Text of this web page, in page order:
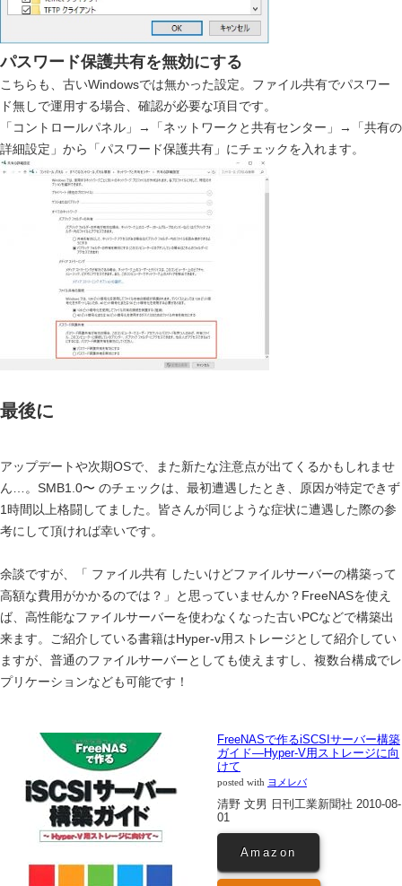
パスワード保護共有を無効にする
こちらも、古いWindowsでは無かった設定。ファイル共有でパスワー
ド無しで運用する場合、確認が必要な項目です。
「コントロールパネル」→「ネットワークと共有センター」→「共有の
詳細設定」から「パスワード保護共有」にチェックを入れます。
最後に
アップデートや次期OSで、また新たな注意点が出てくるかもしれませ
ん…。SMB1.0〜 のチェックは、最初遭遇したとき、原因が特定できず
1時間以上格闘してました。皆さんが同じような症状に遭遇した際の参
考にして頂ければ幸いです。
余談ですが、「 ファイル共有 したいけどファイルサーバーの構築って
高額な費用がかかるのでは？」と思っていませんか？ FreeNASを使え
ば、高性能なファイルサーバーを使わなくなった古いPCなどで構築出
来ます。ご紹介している書籍はHyper-v用ストレージとして紹介してい
ますが、普通のファイルサーバーとしても使えますし、複数台構成でレ
プリケーションなども可能です！
FreeNASで作るiSCSIサーバー構築
ガイド―Hyper‐V用ストレージに向
けて
posted with ヨメレバ
清野 文男 日刊工業新聞社 2010-08-
01
Amazon